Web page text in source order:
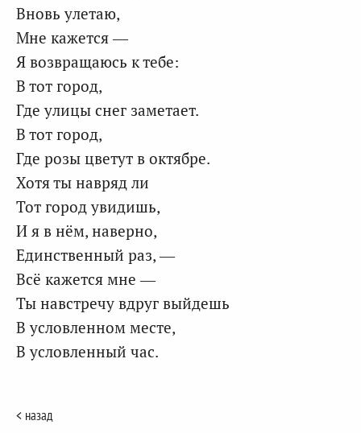
Вновь улетаю,
Мне кажется —
Я возвращаюсь к тебе:
В тот город,
Где улицы снег заметает.
В тот город,
Где розы цветут в октябре.
Хотя ты навряд ли
Тот город увидишь,
И я в нём, наверно,
Единственный раз, —
Всё кажется мне —
Ты навстречу вдруг выйдешь
В условленном месте,
В условленный час.
< назад